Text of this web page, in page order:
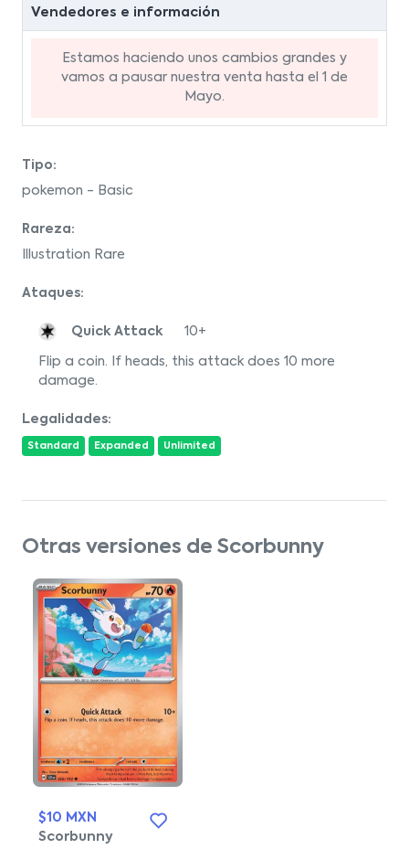
Vendedores e información
Estamos haciendo unos cambios grandes y
vamos a pausar nuestra venta hasta el 1 de
Mayo.
Tipo:
pokemon - Basic
Rareza:
Illustration Rare
Ataques:
Quick Attack 10+
Flip a coin. If heads, this attack does 10 more
damage.
Legalidades:
Standard Expanded Unlimited
Otras versiones de Scorbunny
$10 MXN
Scorbunny